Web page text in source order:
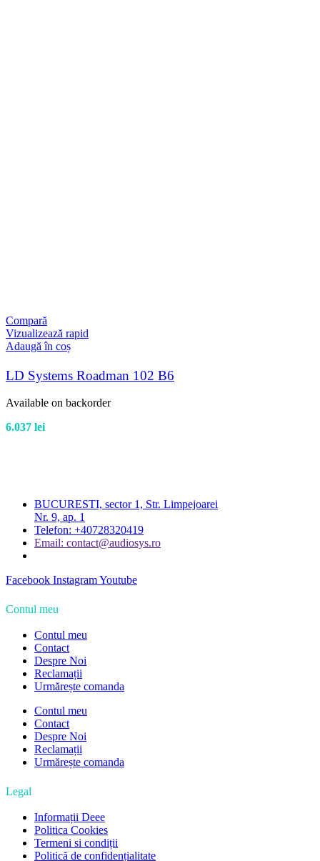
Compară
Vizualizează rapid
Adaugă în coș
LD Systems Roadman 102 B6
Available on backorder
6.037 lei
BUCURESTI, sector 1, Str. Limpejoarei
Nr. 9, ap. 1
Telefon: +40728320419
Email: contact@audiosys.ro
Facebook InstagramYoutube
Contul meu
Contul meu
Contact
Despre Noi
Reclamații
Urmărește comanda
Contul meu
Contact
Despre Noi
Reclamații
Urmărește comanda
Legal
Informații Deee
Politica Cookies
Termeni si condiții
Politică de confidențialitate